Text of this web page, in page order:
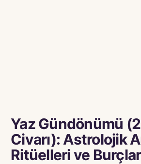
Yaz Gündönümü
Civarı): Astrolojik
Ritüelleri ve